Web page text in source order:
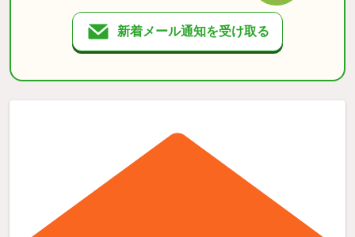
新着メール通知を受け取る